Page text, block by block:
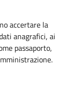
accertare la
anagrafici, ai
passaporto,